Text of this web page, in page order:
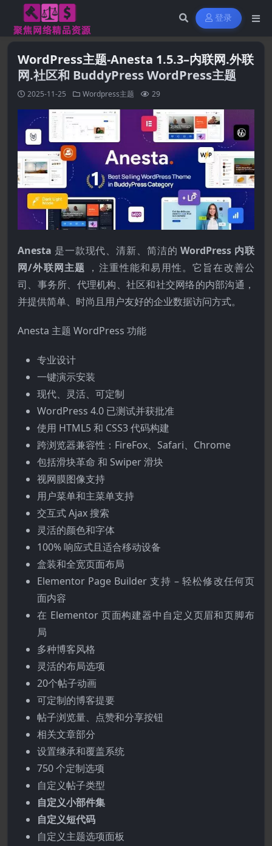
登录
WordPress主题-Anesta 1.5.3–内联网.外联
网.社区和 BuddyPress WordPress主题
2025-11-25 Wordpress主题 29
Anesta 是一款现代、清新、简洁的WordPress 内联
网/外联网主题 ，注重性能和易用性。它旨在改善公
司、事务所、代理机构、社区和社交网络的内部沟通，
并提供简单、时尚且用户友好的企业数据访问方式。
Anesta 主题 WordPress 功能
专业设计
一键演示安装
现代、灵活、可定制
WordPress 4.0 已测试并获批准
使用 HTML5 和 CSS3 代码构建
跨浏览器兼容性：FireFox、Safari、Chrome
包括滑块革命 和 Swiper 滑块
视网膜图像支持
用户菜单和主菜单支持
交互式 Ajax 搜索
灵活的颜色和字体
100% 响应式且适合移动设备
盒装和全宽页面布局
Elementor Page Builder 支持 – 轻松修改任何页
面内容
在 Elementor 页面构建器中自定义页眉和页脚布
局
多种博客风格
灵活的布局选项
20个帖子动画
可定制的博客提要
帖子浏览量、点赞和分享按钮
相关文章部分
设置继承和覆盖系统
750 个定制选项
自定义帖子类型
自定义小部件集
自定义短代码
自定义主题选项面板